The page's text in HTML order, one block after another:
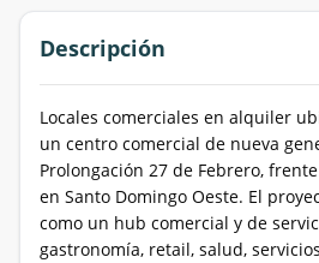
Descripción
Locales comerciales en alquiler
un centro comercial de nueva
Prolongación 27 de Febrero,
en Santo Domingo Oeste. El
como un hub comercial y de
gastronomía, retail, salud,